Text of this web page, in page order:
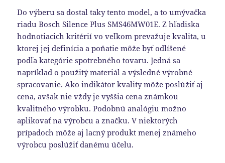
Do výberu sa dostal taky tento model, a to umývačka
riadu Bosch Silence Plus SMS46MW01E. Z hľadiska
hodnotiacich kritérií vo veľkom prevažuje kvalita, u
ktorej jej definícia a poňatie môže byť odlíšené
podľa kategórie spotrebného tovaru. Jedná sa
napríklad o použitý materiál a výsledné výrobné
spracovanie. Ako indikátor kvality môže poslúžiť aj
cena, avšak nie vždy je vyššia cena známkou
kvalitného výrobku. Podobnú analógiu možno
aplikovať na výrobcu a značku. V niektorých
prípadoch môže aj lacný produkt menej známeho
výrobcu poslúžiť danému účelu.